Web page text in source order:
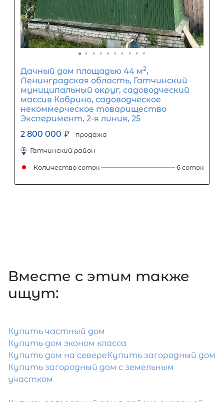
Жилой дом площадью 50 м2,
Ленинградская область,
район, Селезнёвское сельское
посёлок при железнодорожной
Лужайка
Отправить заявку
Вместе c этим также
ищут:
Купить частный дом
Купить дом эконом класса
Купить дом на севере Купить загородный дом
Купить загородный дом с земельным
участком